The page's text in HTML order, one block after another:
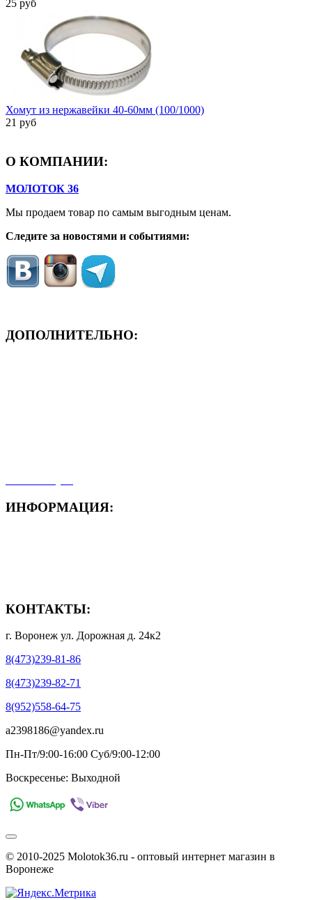
25 руб
Хомут из нержавейки 40-60мм (100/1000)
21 руб
О КОМПАНИИ:
МОЛОТОК 36
Мы продаем товар по самым выгодным ценам.
Следите за новостями и событиями:
ДОПОЛНИТЕЛЬНО:
ИНФОРМАЦИЯ:
КОНТАКТЫ:
г. Воронеж ул. Дорожная д. 24к2
8(473)239-81-86
8(473)239-82-71
8(952)558-64-75
a2398186@yandex.ru
Пн-Пт/9:00-16:00 Суб/9:00-12:00
Воскресенье: Выходной
© 2010-2025 Molotok36.ru - оптовый интернет магазин в
Воронеже